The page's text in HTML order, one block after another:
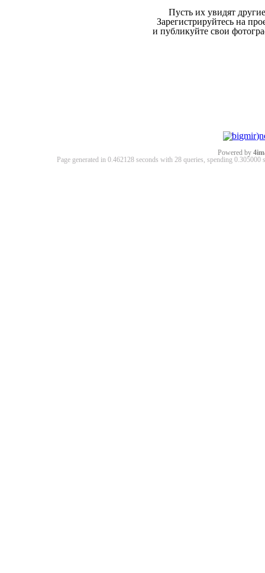
Пусть их увидят
Зарегистрируйтесь на
и публикуйте свои
Powered by
Page generated in 0.462128 seconds with 28 queries, spending